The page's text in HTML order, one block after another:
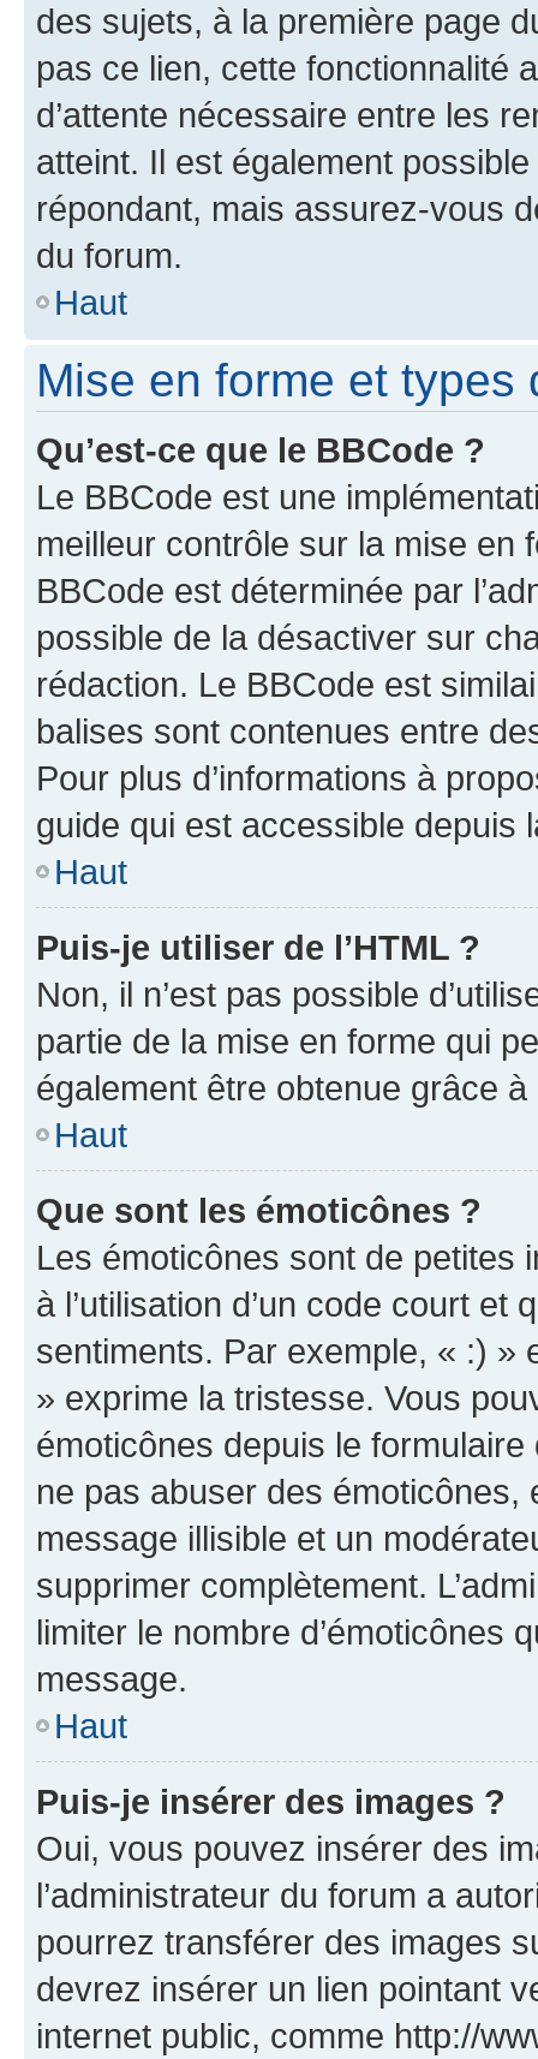
des sujets, à la première page
pas ce lien, cette fonctionnalité
d’attente nécessaire entre les
atteint. Il est également
répondant, mais assurez-vous
du forum.
Haut
Mise en forme et types
Qu’est-ce que le BBCode ?
Le BBCode est une
meilleur contrôle sur la mise en
BBCode est déterminée par
possible de la désactiver sur
rédaction. Le BBCode est
balises sont contenues entre
Pour plus d’informations à
guide qui est accessible depuis
Haut
Puis-je utiliser de l’HTML ?
Non, il n’est pas possible
partie de la mise en forme qui
également être obtenue grâce à
Haut
Que sont les émoticônes ?
Les émoticônes sont de petites
à l’utilisation d’un code court et
sentiments. Par exemple, « :) »
» exprime la tristesse. Vous
émoticônes depuis le
ne pas abuser des
message illisible et un
supprimer complètement.
limiter le nombre d’émoticônes
message.
Haut
Puis-je insérer des images ?
Oui, vous pouvez insérer des
l’administrateur du forum a
pourrez transférer des images
devrez insérer un lien pointant
internet public, comme http://